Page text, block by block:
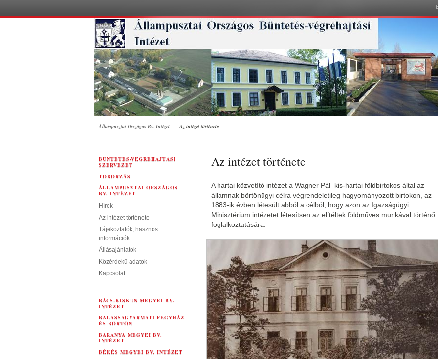
Állampusztai Országos Bv. Intézet Az intézet története
BÜNTETÉS-VÉGREHAJTÁSI
SZERVEZET
TOBORZÁS
ÁLLAMPUSZTAI ORSZÁGOS
BV. INTÉZET
Hírek
Az intézet története
Tájékoztatók, hasznos
információk
Állásajánlatok
Közérdekű adatok
Kapcsolat
BÁCS-KISKUN MEGYEI BV.
INTÉZET
BALASSAGYARMATI FEGYHÁZ
ÉS BÖRTÖN
BARANYA MEGYEI BV.
INTÉZET
BÉKÉS MEGYEI BV. INTÉZET
Az intézet története
A hartai közvetítő intézet a Wagner Pál kis-hartai földbirtokos által az
államnak börtönügyi célra végrendeletileg hagyományozott birtokon, az
1883-ik évben létesült abból a célból, hogy azon az Igazságügyi
Minisztérium intézetet létesítsen az elítéltek földműves munkával történő
foglalkoztatására.